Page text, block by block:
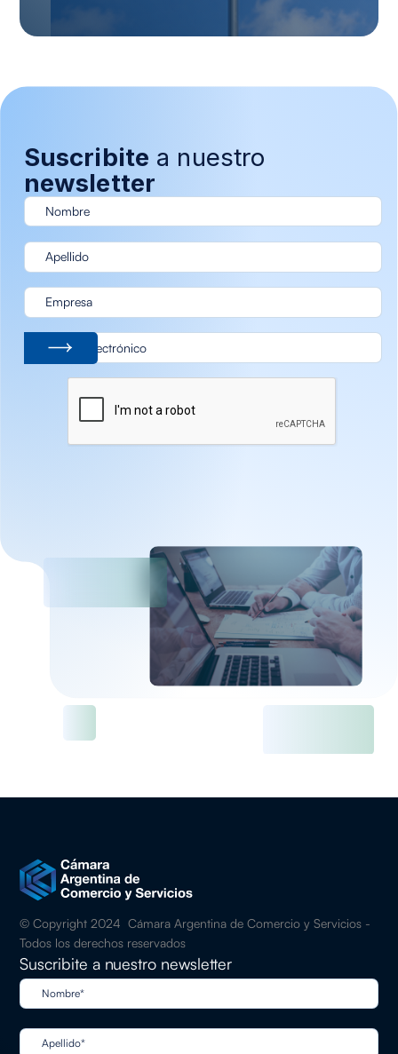
Suscribite a nuestro
newsletter
© Copyright 2024 Cámara Argentina de Comercio y Servicios -
Todos los derechos reservados
Suscribite a nuestro newsletter